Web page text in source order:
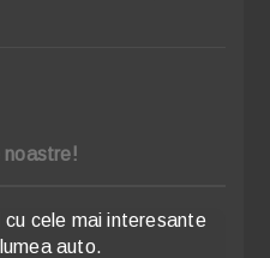
noastre!
cele mai interesante
auto.